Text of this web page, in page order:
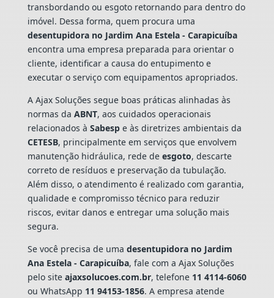
transbordando ou esgoto retornando para dentro do
imóvel. Dessa forma, quem procura uma
desentupidora no Jardim Ana Estela - Carapicuíba
encontra uma empresa preparada para orientar o
cliente, identificar a causa do entupimento e
executar o serviço com equipamentos apropriados.
A Ajax Soluções segue boas práticas alinhadas às
normas da ABNT, aos cuidados operacionais
relacionados à Sabespe às diretrizes ambientais da
CETESB, principalmente em serviços que envolvem
manutenção hidráulica, rede de esgoto, descarte
correto de resíduos e preservação da tubulação.
Além disso, o atendimento é realizado com garantia,
qualidade e compromisso técnico para reduzir
riscos, evitar danos e entregar uma solução mais
segura.
Se você precisa de uma desentupidora no Jardim
Ana Estela - Carapicuíba, fale com a Ajax Soluções
pelo site ajaxsolucoes.com.br, telefone 11 4114-6060
ou WhatsApp 11 94153-1856. A empresa atende